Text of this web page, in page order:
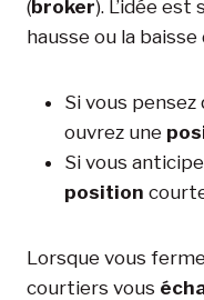
(broker). L’idée
hausse ou la baisse
Si vous pensez
ouvrez une
Si vous
position
Lorsque vous
courtiers vous